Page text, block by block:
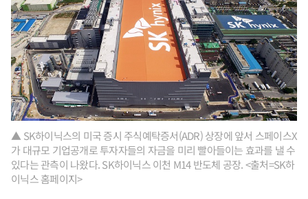
▲ SK하이닉스의 미국 증시 주식예탁증서(ADR) 상장에 앞서 스페이스X
가 대규모 기업공개로 투자자들의 자금을 미리 빨아들이는 효과를 낼 수
있다는 관측이 나왔다. SK하이닉스 이천 M14 반도체 공장. <출처=SK하
이닉스 홈페이지>